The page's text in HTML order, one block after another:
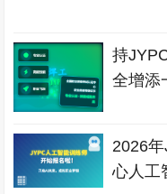
持
全增添
2026
心人工